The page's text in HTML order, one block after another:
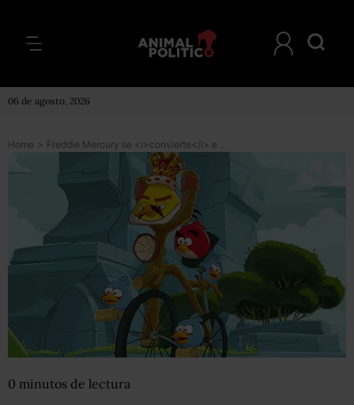
06 de agosto, 2026
Home > Freddie Mercury se <i>convierte</i> en un “Angry Bird”
0 minutos de lectura